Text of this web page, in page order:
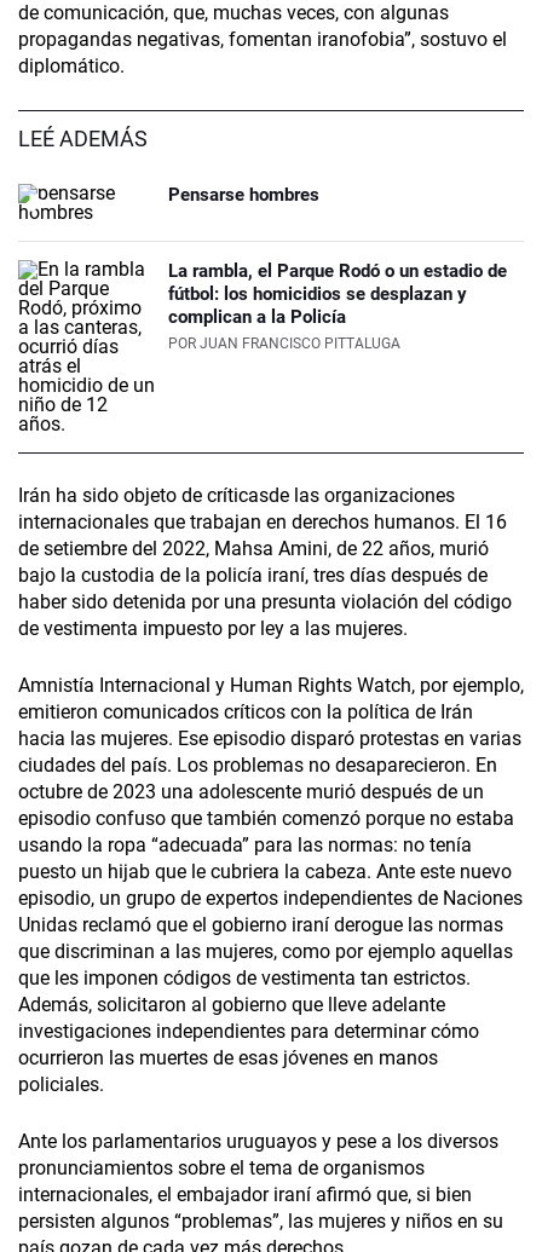
de comunicación, que, muchas veces, con algunas
propagandas negativas, fomentan iranofobia”, sostuvo el
diplomático.
LEÉ ADEMÁS
Pensarse hombres
La rambla, el Parque Rodó o un estadio de
fútbol: los homicidios se desplazan y
complican a la Policía
POR JUAN FRANCISCO PITTALUGA
Irán ha sido objeto de críticasde las organizaciones
internacionales que trabajan en derechos humanos. El 16
de setiembre del 2022, Mahsa Amini, de 22 años, murió
bajo la custodia de la policía iraní, tres días después de
haber sido detenida por una presunta violación del código
de vestimenta impuesto por ley a las mujeres.
Amnistía Internacional y Human Rights Watch, por ejemplo,
emitieron comunicados críticos con la política de Irán
hacia las mujeres. Ese episodio disparó protestas en varias
ciudades del país. Los problemas no desaparecieron. En
octubre de 2023 una adolescente murió después de un
episodio confuso que también comenzó porque no estaba
usando la ropa “adecuada” para las normas: no tenía
puesto un hijab que le cubriera la cabeza. Ante este nuevo
episodio, un grupo de expertos independientes de Naciones
Unidas reclamó que el gobierno iraní derogue las normas
que discriminan a las mujeres, como por ejemplo aquellas
que les imponen códigos de vestimenta tan estrictos.
Además, solicitaron al gobierno que lleve adelante
investigaciones independientes para determinar cómo
ocurrieron las muertes de esas jóvenes en manos
policiales.
Ante los parlamentarios uruguayos y pese a los diversos
pronunciamientos sobre el tema de organismos
internacionales, el embajador iraní afirmó que, si bien
persisten algunos “problemas”, las mujeres y niños en su